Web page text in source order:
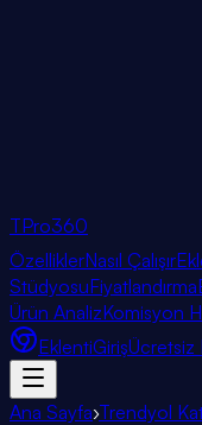
TPro360
ÖzelliklerNasıl Çalışır
StüdyosuFiyatlandırma
Ürün AnalizKomisyon
EklentiGirişÜcretsiz
Ana Sayfa›Trendyol